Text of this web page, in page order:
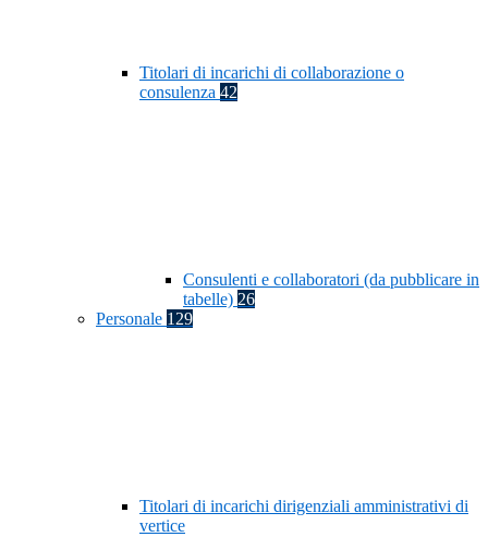
Titolari di incarichi di collaborazione o
consulenza 42
Consulenti e collaboratori (da pubblicare in
tabelle) 26
Personale 129
Titolari di incarichi dirigenziali amministrativi di
vertice